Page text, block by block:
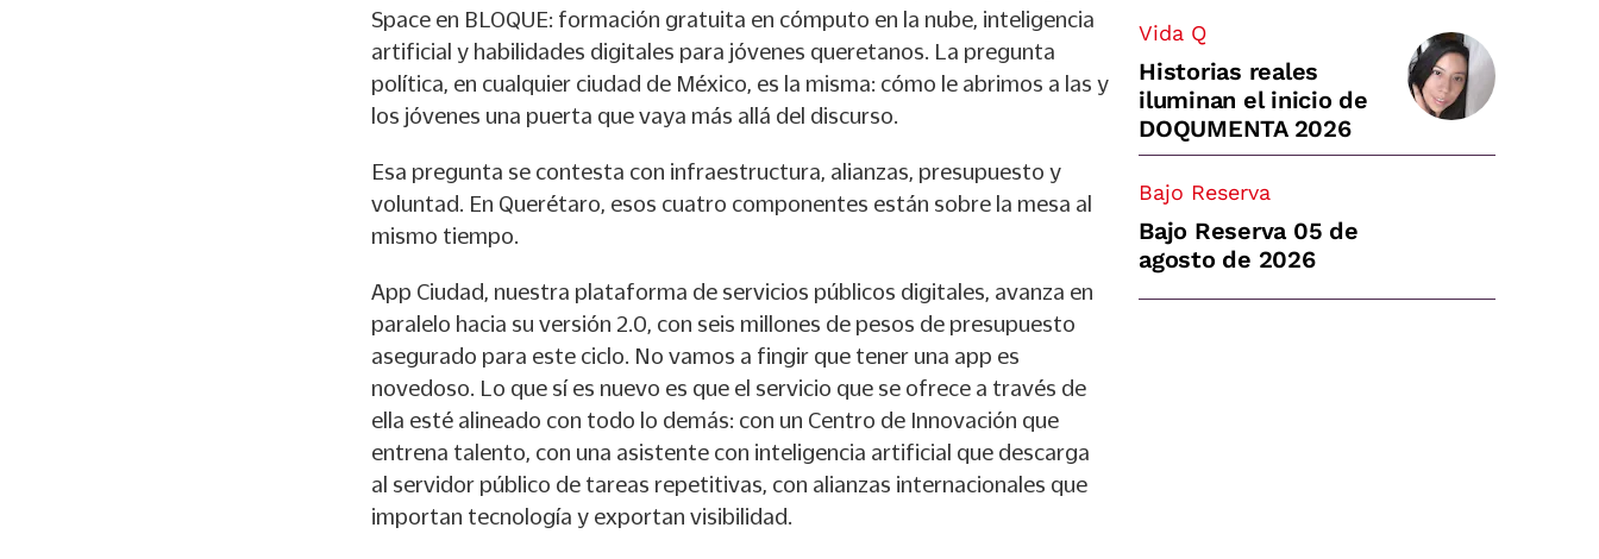
Space en BLOQUE: formación gratuita en cómputo en la nube, inteligencia
artificial y habilidades digitales para jóvenes queretanos. La pregunta
política, en cualquier ciudad de México, es la misma: cómo le abrimos a las y
los jóvenes una puerta que vaya más allá del discurso.
Esa pregunta se contesta con infraestructura, alianzas, presupuesto y
voluntad. En Querétaro, esos cuatro componentes están sobre la mesa al
mismo tiempo.
App Ciudad, nuestra plataforma de servicios públicos digitales, avanza en
paralelo hacia su versión 2.0, con seis millones de pesos de presupuesto
asegurado para este ciclo. No vamos a fingir que tener una app es
novedoso. Lo que sí es nuevo es que el servicio que se ofrece a través de
ella esté alineado con todo lo demás: con un Centro de Innovación que
entrena talento, con una asistente con inteligencia artificial que descarga
al servidor público de tareas repetitivas, con alianzas internacionales que
importan tecnología y exportan visibilidad.
Vida Q
Historias reales
iluminan el inicio de
DOQUMENTA 2026
Bajo Reserva
Bajo Reserva 05 de
agosto de 2026